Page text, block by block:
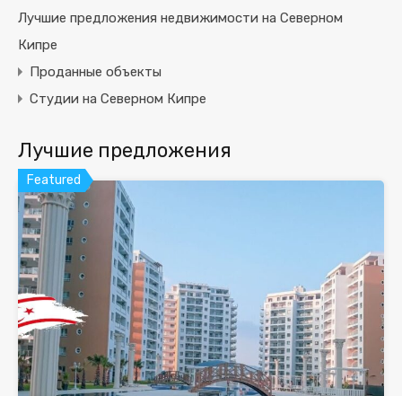
Лучшие предложения недвижимости на Северном
Кипре
Проданные объекты
Студии на Северном Кипре
Лучшие предложения
Featured